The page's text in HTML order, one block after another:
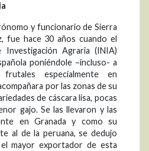
y funcionario de Sierra
fue hace 30 años cuando el
Agraria (INIA)
poniéndole –incluso- a
especialmente en
por las zonas de su
de cáscara lisa, pocas
gajo. Se las llevaron y las
en Granada y como su
al de la peruana, se dedujo
mayor exportador de esta